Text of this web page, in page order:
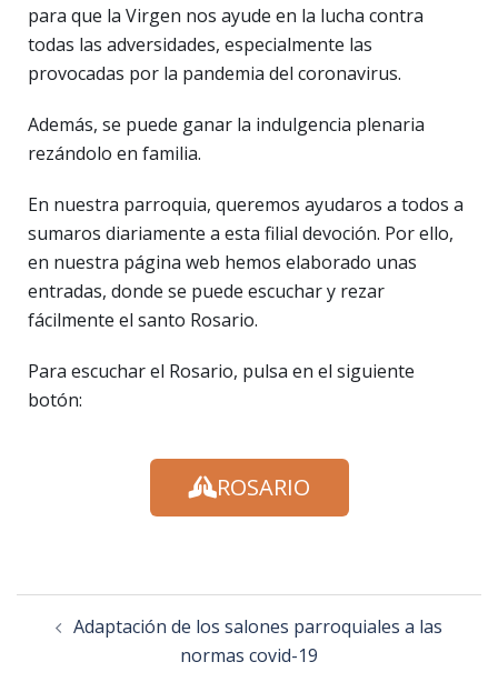
para que la Virgen nos ayude en la lucha contra
todas las adversidades, especialmente las
provocadas por la pandemia del coronavirus.
Además, se puede ganar la indulgencia plenaria
rezándolo en familia.
En nuestra parroquia, queremos ayudaros a todos a
sumaros diariamente a esta filial devoción. Por ello,
en nuestra página web hemos elaborado unas
entradas, donde se puede escuchar y rezar
fácilmente el santo Rosario.
Para escuchar el Rosario, pulsa en el siguiente
botón:
ROSARIO
Adaptación de los salones parroquiales a las
normas covid-19